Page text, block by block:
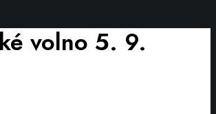
volno 5. 9.